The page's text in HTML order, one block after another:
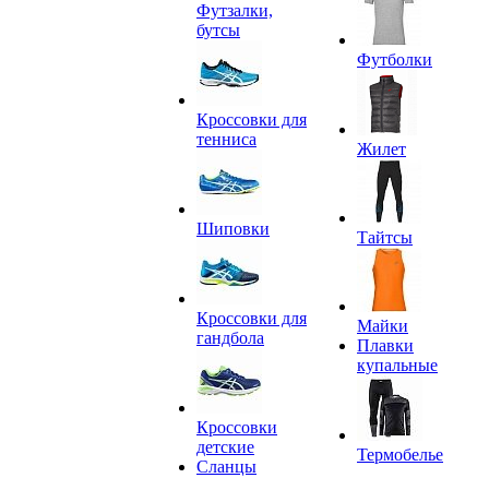
Футзалки,
бутсы
Кроссовки для
тенниса
Шиповки
Кроссовки для
гандбола
Кроссовки
детские
Сланцы
Футболки
Жилет
Тайтсы
Майки
Плавки
купальные
Термобелье